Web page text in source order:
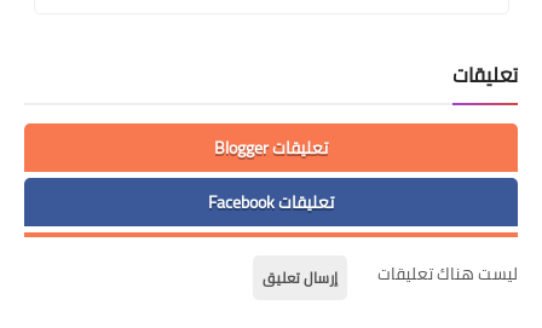
تعليقات
تعليقات Blogger
تعليقات Facebook
ليست هناك تعليقات إرسال تعليق